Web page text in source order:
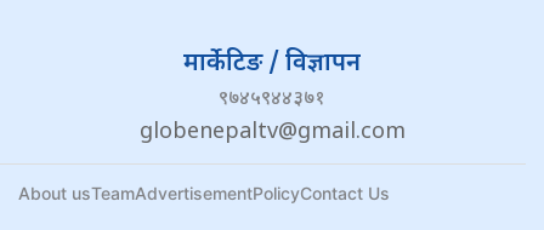
मार्केटिङ / विज्ञापन
९७४५९४४३७१
globenepaltv@gmail.com
About usTeamAdvertisementPolicyContact Us